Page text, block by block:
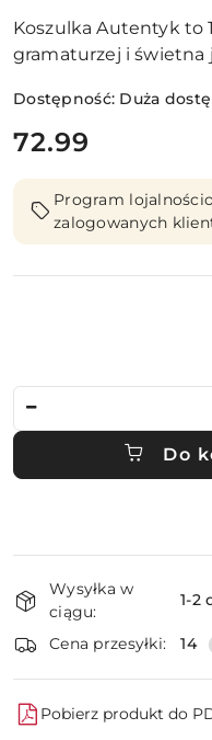
Koszulka Autentyk to
gramaturzej i świetna
Dostępność: Duża
cena:
72.99
Program
zalogowanych
Do
Dostępność
i
dostawa
Wysyłka w
ciągu:
1-2
Cena przesyłki: 14
Pobierz produkt do